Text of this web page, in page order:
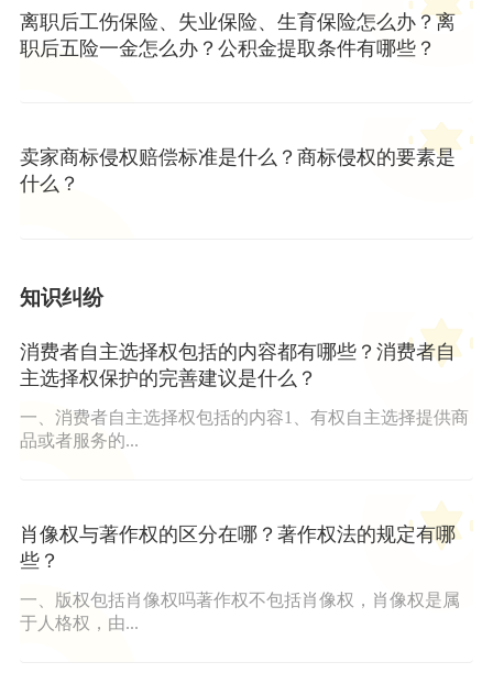
离职后工伤保险、失业保险、生育保险怎么办？离
职后五险一金怎么办？公积金提取条件有哪些？
卖家商标侵权赔偿标准是什么？商标侵权的要素是
什么？
知识纠纷
消费者自主选择权包括的内容都有哪些？消费者自
主选择权保护的完善建议是什么？
一、消费者自主选择权包括的内容1、有权自主选择提供商
品或者服务的...
肖像权与著作权的区分在哪？著作权法的规定有哪
些？
一、版权包括肖像权吗著作权不包括肖像权，肖像权是属
于人格权，由...